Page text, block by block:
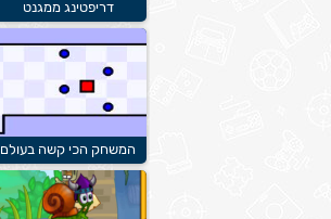
דריפטינג ממגנט
המשחק הכי קשה בעולם